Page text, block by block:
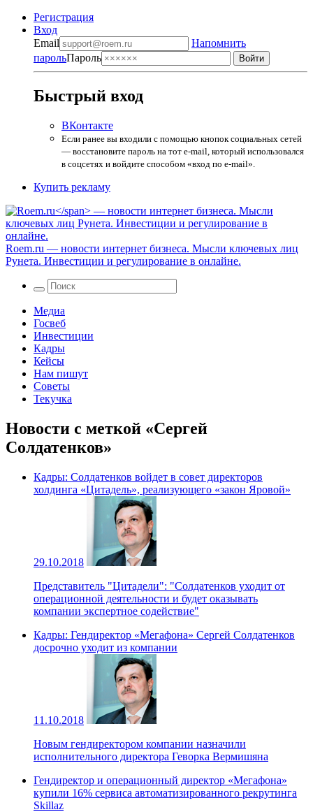
Регистрация
Вход
Email
Напомнить
парольПароль
Быстрый вход
ВКонтакте
Если ранее вы входили с помощью кнопок социальных сетей
— восстановите пароль на тот e-mail, который использовался
в соцсетях и войдите способом «вход по e-mail».
Купить рекламу
Roem.ru — новости интернет бизнеса. Мысли ключевых лиц
Рунета. Инвестиции и регулирование в онлайне.
Медиа
Госвеб
Инвестиции
Кадры
Кейсы
Нам пишут
Советы
Текучка
Новости с меткой «Сергей
Солдатенков»
Кадры: Солдатенков войдет в совет директоров
холдинга «Цитадель», реализующего «закон Яровой»
29.10.2018
Представитель "Цитадели": "Солдатенков уходит от
операционной деятельности и будет оказывать
компании экспертное содействие"
Кадры: Гендиректор «Мегафона» Сергей Солдатенков
досрочно уходит из компании
11.10.2018
Новым гендиректором компании назначили
исполнительного директора Геворка Вермишяна
Гендиректор и операционный директор «Мегафона»
купили 16% сервиса автоматизированного рекрутинга
Skillaz